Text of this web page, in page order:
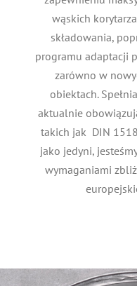
wąskich
składowania,
programu adaptacji
zarówno w
obiektach.
aktualnie
takich jak DIN
jako jedyni,
wymaganiami